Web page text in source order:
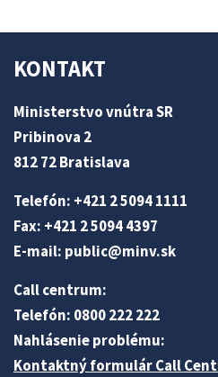
KONTAKT
Ministerstvo vnútra SR
Pribinova 2
812 72 Bratislava
Telefón: +421 2 5094 1111
Fax: +421 2 5094 4397
E-mail: public@minv.sk
Call centrum:
Telefón: 0800 222 222
Nahlásenie problému:
Kontaktný formulár Call